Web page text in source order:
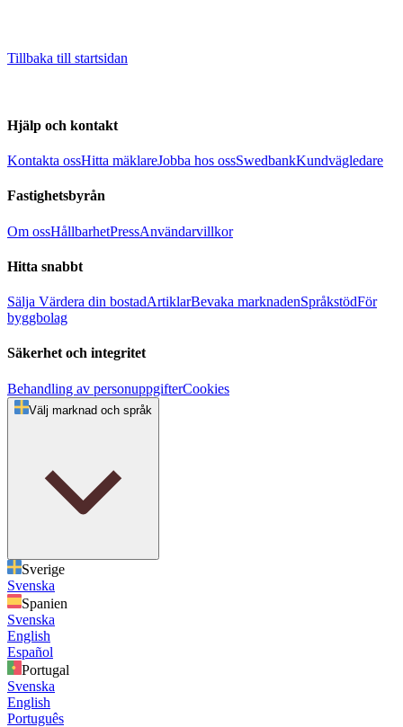
Tillbaka till startsidan
Hjälp och kontakt
Kontakta ossHitta mäklareJobba hos ossSwedbankKundvägledare
Fastighetsbyrån
Om ossHållbarhetPressAnvändarvillkor
Hitta snabbt
Sälja Värdera din bostadArtiklarBevaka marknadenSpråkstödFör
byggbolag
Säkerhet och integritet
Behandling av personuppgifterCookies
Välj marknad och språk
Sverige
Svenska
Spanien
Svenska
English
Español
Portugal
Svenska
English
Português